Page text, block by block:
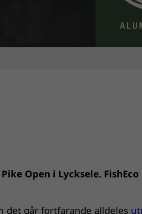
Open i Lycksele.
det går fortfarande alldeles